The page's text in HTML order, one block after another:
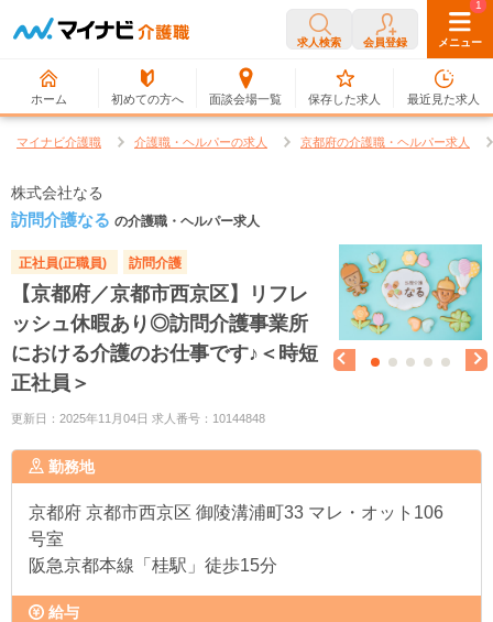
求人検索 会員登録 メニュー
ホーム 初めての方へ 面談会場一覧
0
保存した求人
1
最近見た求人
マイナビ介護職 介護職・ヘルパーの求人 京都府の介護職・ヘルパー求人
株式会社なる
訪問介護なる の介護職・ヘルパー求人
正社員(正職員) 訪問介護
【京都府／京都市西京区】リフレ
ッシュ休暇あり◎訪問介護事業所
における介護のお仕事です♪＜時短
正社員＞
更新日：2025年11月04日 求人番号：10144848
勤務地
京都府 京都市西京区 御陵溝浦町33 マレ・オット106
号室
阪急京都本線「桂駅」徒歩15分
給与